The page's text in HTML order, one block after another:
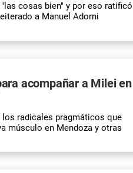
cosas bien" y por eso ratificó
a Manuel Adorni
acompañar a Milei en
radicales pragmáticos que
músculo en Mendoza y otras